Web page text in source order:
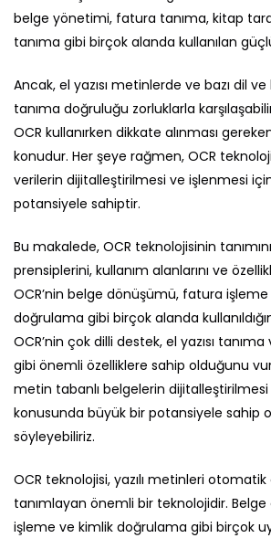
belge yönetimi, fatura tanıma, kitap
tanıma gibi birçok alanda kullanılan
Ancak, el yazısı metinlerde ve bazı dil
tanıma doğruluğu zorluklarla
OCR kullanırken dikkate alınması
konudur. Her şeye rağmen, OCR
verilerin dijitalleştirilmesi ve işlenmesi
potansiyele sahiptir.
Bu makalede, OCR teknolojisinin
prensiplerini, kullanım alanlarını ve
OCR’nin belge dönüşümü, fatura
doğrulama gibi birçok alanda
OCR’nin çok dilli destek, el yazısı
gibi önemli özelliklere sahip olduğunu
metin tabanlı belgelerin
konusunda büyük bir potansiyele sahip
söyleyebiliriz.
OCR teknolojisi, yazılı metinleri
tanımlayan önemli bir teknolojidir.
işleme ve kimlik doğrulama gibi birçok